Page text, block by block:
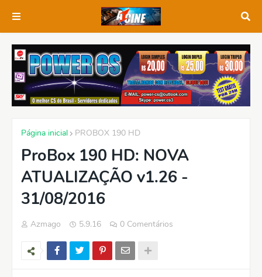
Página inicial PROBOX 190 HD
ProBox 190 HD: NOVA
ATUALIZAÇÃO v1.26 -
31/08/2016
Azmago 5.9.16 0 Comentários